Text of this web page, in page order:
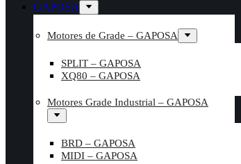
GAPOSA
Motores de Grade – GAPOSA
SPLIT – GAPOSA
XQ80 – GAPOSA
Motores Grade Industrial – GAPOSA
BRD – GAPOSA
MIDI – GAPOSA